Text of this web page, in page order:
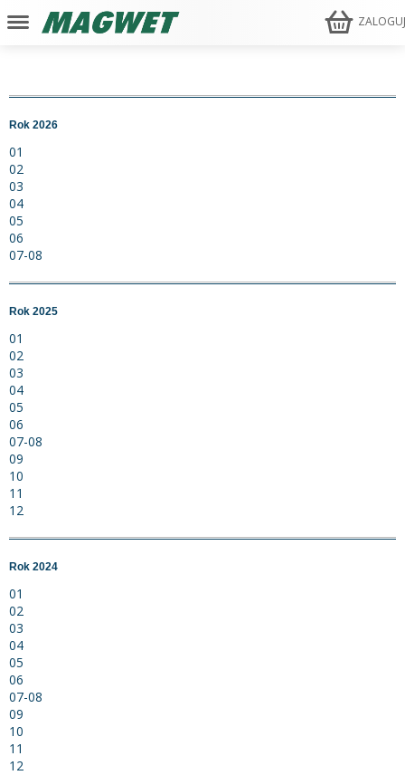
Rok 2026
01
02
03
04
05
06
07-08
Rok 2025
01
02
03
04
05
06
07-08
09
10
11
12
Rok 2024
01
02
03
04
05
06
07-08
09
10
11
12